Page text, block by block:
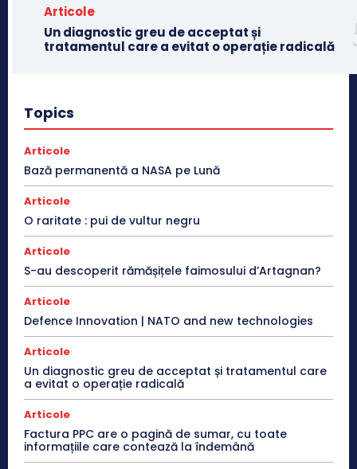
Articole
Un diagnostic greu de acceptat și
tratamentul care a evitat o operație radicală
Topics
Articole
Bază permanentă a NASA pe Lună
Articole
O raritate : pui de vultur negru
Articole
S-au descoperit rămășițele faimosului d’Artagnan?
Articole
Defence Innovation | NATO and new technologies
Articole
Un diagnostic greu de acceptat și tratamentul care
a evitat o operație radicală
Articole
Factura PPC are o pagină de sumar, cu toate
informațiile care contează la îndemână